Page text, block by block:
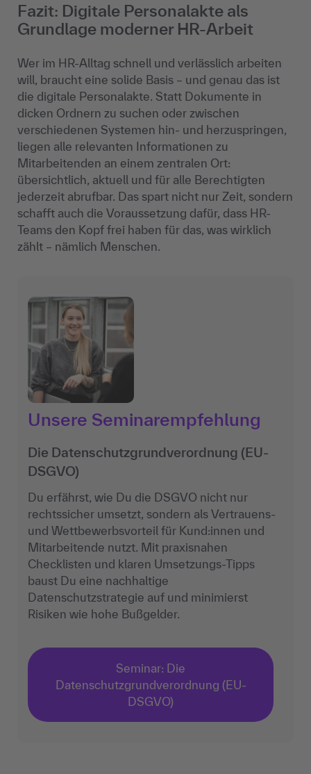
Fazit: Digitale Personalakte als
Grundlage moderner HR-Arbeit
Wer im HR-Alltag schnell und verlässlich arbeiten
will, braucht eine solide Basis – und genau das ist
die digitale Personalakte. Statt Dokumente in
dicken Ordnern zu suchen oder zwischen
verschiedenen Systemen hin- und herzuspringen,
liegen alle relevanten Informationen zu
Mitarbeitenden an einem zentralen Ort:
übersichtlich, aktuell und für alle Berechtigten
jederzeit abrufbar. Das spart nicht nur Zeit, sondern
schafft auch die Voraussetzung dafür, dass HR-
Teams den Kopf frei haben für das, was wirklich
zählt – nämlich Menschen.
Unsere Seminarempfehlung
Die Datenschutzgrundverordnung (EU-
DSGVO)
Du erfährst, wie Du die DSGVO nicht nur
rechtssicher umsetzt, sondern als Vertrauens-
und Wettbewerbsvorteil für Kund:innen und
Mitarbeitende nutzt. Mit praxisnahen
Checklisten und klaren Umsetzungs-Tipps
baust Du eine nachhaltige
Datenschutzstrategie auf und minimierst
Risiken wie hohe Bußgelder.
Seminar: Die
Datenschutzgrundverordnung (EU-
DSGVO)